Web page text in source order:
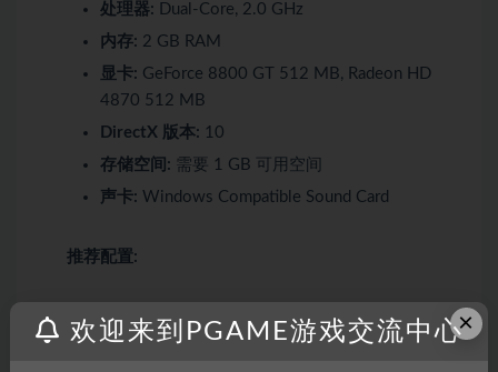
处理器: Dual-Core, 2.0 GHz
内存: 2 GB RAM
显卡: GeForce 8800 GT 512 MB, Radeon HD
4870 512 MB
DirectX 版本: 10
存储空间: 需要 1 GB 可用空间
声卡: Windows Compatible Sound Card
推荐配置:
操作系统: Windows 10 64-bit
Dual-Core, 3.0 GHz
×
欢迎来到PGAME游戏交流中心